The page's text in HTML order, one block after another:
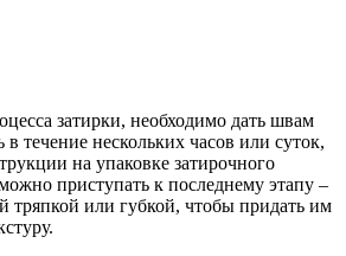
затирки, необходимо дать швам
течение нескольких часов или суток,
на упаковке затирочного
приступать к последнему этапу –
тряпкой или губкой, чтобы придать им